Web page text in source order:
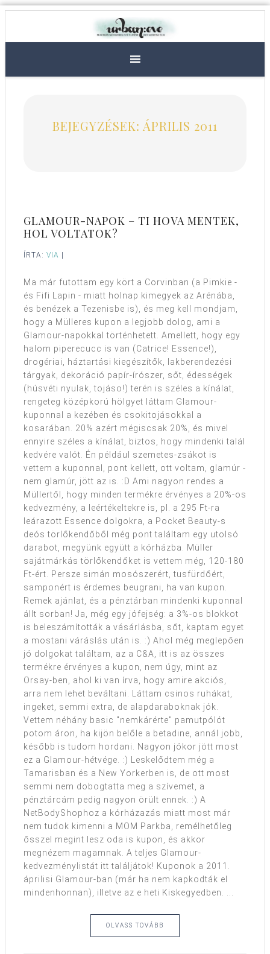
BEJEGYZÉSEK: ÁPRILIS 2011
GLAMOUR-NAPOK – TI HOVA MENTEK,
HOL VOLTATOK?
ÍRTA: VIA
Ma már futottam egy kört a Corvinban (a Pimkie -
és Fifi Lapin - miatt holnap kimegyek az Arénába,
és benézek a Tezenisbe is), és meg kell mondjam,
hogy a Mülleres kupon a legjobb dolog, ami a
Glamour-napokkal történhetett. Amellett, hogy egy
halom piperecucc is van (Catrice! Essence!),
drogériai, háztartási kiegészítők, lakberendezési
tárgyak, dekoráció papír-írószer, sőt, édességek
(húsvéti nyulak, tojáso!) terén is széles a kínálat,
rengeteg középkorú hölgyet láttam Glamour-
kuponnal a kezében és csokitojásokkal a
kosarában. 20% azért mégiscsak 20%, és mivel
ennyire széles a kínálat, biztos, hogy mindenki talál
kedvére valót. Én például szemetes-zsákot is
vettem a kuponnal, pont kellett, ott voltam, glamúr -
nem glamúr, jött az is. :D Ami nagyon rendes a
Müllertől, hogy minden termékre érvényes a 20%-os
kedvezmény, a leértékeltekre is, pl. a 295 Ft-ra
leárazott Essence dolgokra, a Pocket Beauty-s
deós törlőkendőből még pont találtam egy utolsó
darabot, megyünk együtt a kórházba. Müller
sajátmárkás törlőkendőket is vettem még, 120-180
Ft-ért. Persze simán mosószerért, tusfürdőért,
samponért is érdemes beugrani, ha van kupon.
Remek ajánlat, és a pénztárban mindenki kuponnal
állt sorban! Ja, még egy jófejség: a 3%-os blokkot
is beleszámították a vásárlásba, sőt, kaptam egyet
a mostani váráslás után is. :) Ahol még meglepően
jó dolgokat találtam, az a C&A, itt is az összes
termékre érvényes a kupon, nem úgy, mint az
Orsay-ben, ahol ki van írva, hogy amire akciós,
arra nem lehet beváltani. Láttam csinos ruhákat,
ingeket, semmi extra, de alapdaraboknak jók.
Vettem néhány basic "nemkárérte" pamutpólót
potom áron, ha kijön belőle a betadine, annál jobb,
később is tudom hordani. Nagyon jókor jött most
ez a Glamour-hétvége. :) Leskelődtem még a
Tamarisban és a New Yorkerben is, de ott most
semmi nem dobogtatta meg a szívemet, a
pénztárcám pedig nagyon örült ennek. :) A
NetBodyShophoz a kórházazás miatt most már
nem tudok kimenni a MOM Parkba, remélhetőleg
ősszel megint lesz oda is kupon, és akkor
megnézem magamnak. A teljes Glamour-
kedvezménylistát itt találjátok! Kuponok a 2011.
áprilisi Glamour-ban (már ha nem kapkodták el
mindenhonnan), illetve az e heti Kiskegyedben. ...
OLVASS TOVÁBB